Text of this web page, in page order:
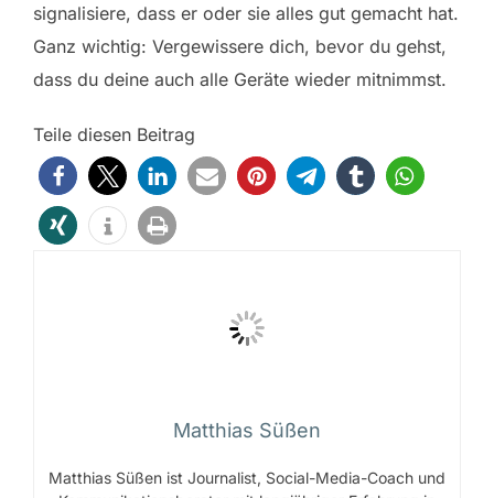
signalisiere, dass er oder sie alles gut gemacht hat.
Ganz wichtig: Vergewissere dich, bevor du gehst,
dass du deine auch alle Geräte wieder mitnimmst.
Teile diesen Beitrag
Matthias Süßen
Matthias Süßen ist Journalist, Social-Media-Coach und